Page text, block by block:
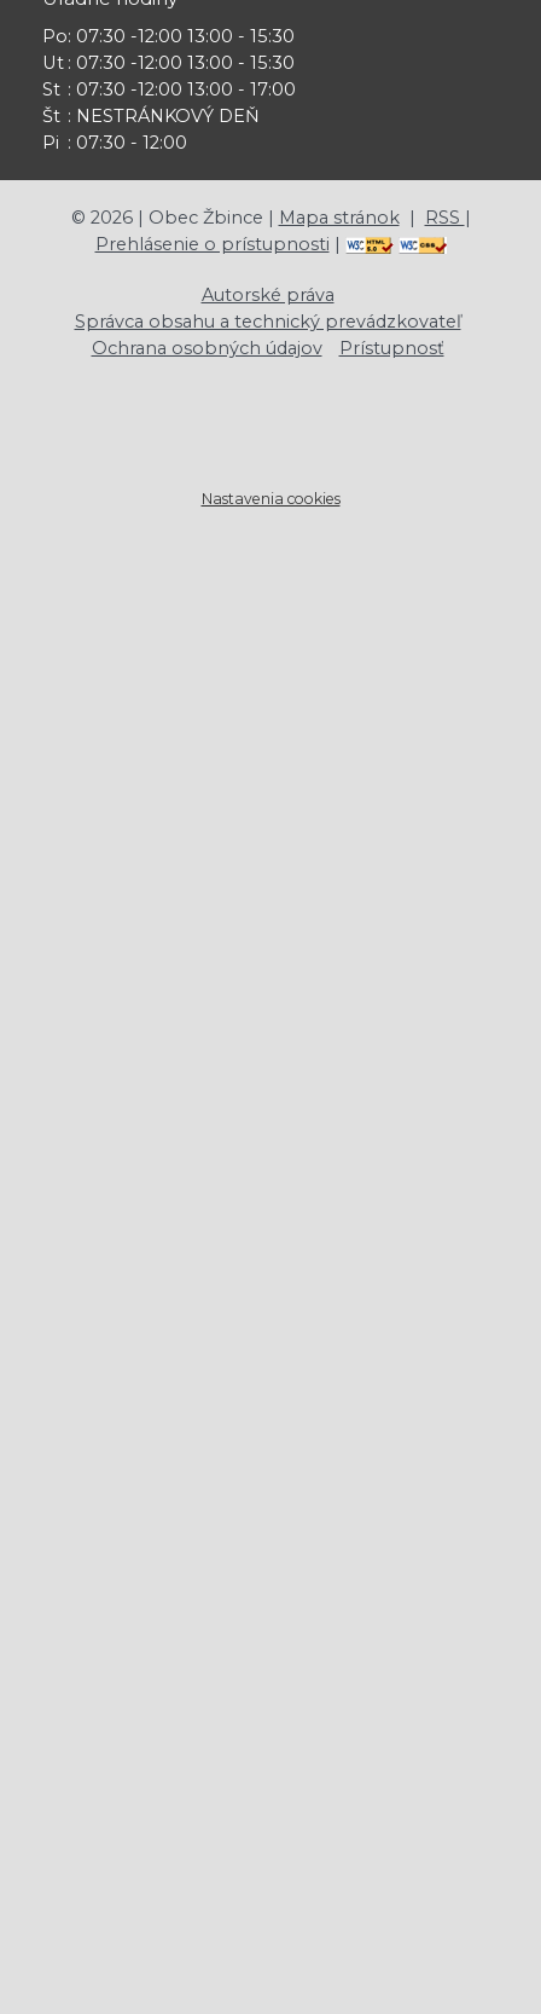
Po
Ut
St
Št
Pi
: 07:30 -12:00 13:00 - 15:30
: 07:30 -12:00 13:00 - 15:30
: 07:30 -12:00 13:00 - 17:00
: NESTRÁNKOVÝ DEŇ
: 07:30 - 12:00
© 2026| Obec Žbince | Mapa stránok| RSS |
Prehlásenie o prístupnosti |
Autorské práva
Správca obsahu a technický prevádzkovateľ
Ochrana osobných údajov
Prístupnosť
Nastavenia cookies